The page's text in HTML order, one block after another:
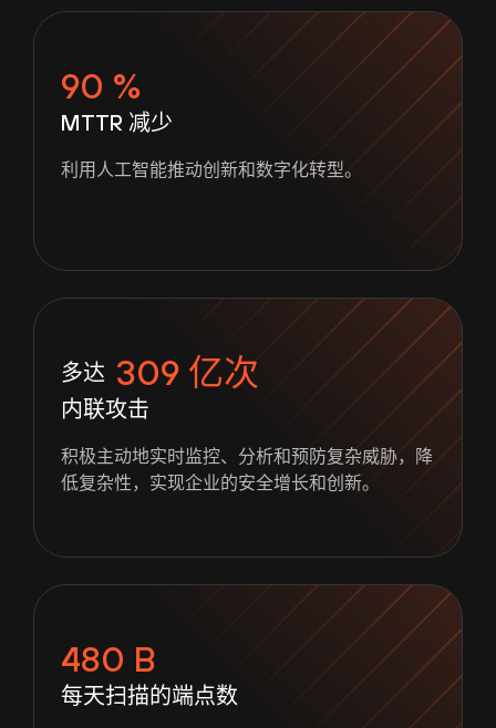
90 %
MTTR 减少
利用人工智能推动创新和数字化转型。
多达 309 亿次
内联攻击
积极主动地实时监控、分析和预防复杂威胁，降
低复杂性，实现企业的安全增长和创新。
480 B
每天扫描的端点数